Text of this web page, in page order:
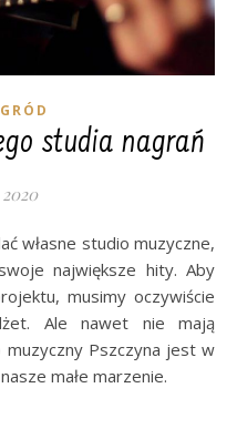
studia nagrań
2020
największe hity. Aby
musimy oczywiście
Ale nawet nie mają
muzyczny Pszczyna jest w
małe marzenie.